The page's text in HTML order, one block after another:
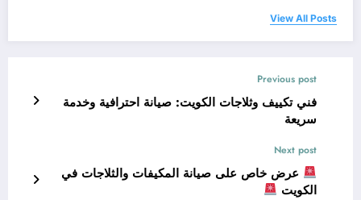
View All Posts
Previous post
فني تكييف وثلاجات الكويت: صيانة احترافية وخدمة
سريعة
Next post
عرض خاص على صيانة المكيفات والثلاجات في
الكويت